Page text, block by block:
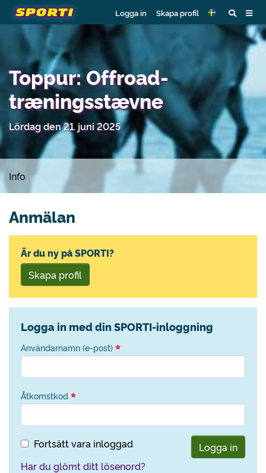
Logga in Skapa profil
Toppur: Offroad-
træningsstævne
Lördag den 21. juni 2025
Info
Anmälan
Är du ny på SPORTI?
Skapa profil
Logga in med din SPORTI-inloggning
Användarnamn (e-post)
Åtkomstkod
Fortsätt vara inloggad
Logga in
Har du glömt ditt lösenord?